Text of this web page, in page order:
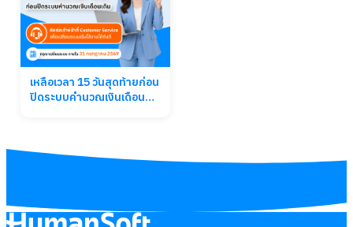
เหลือเวลา 15 วันสุดท้ายก่อน
ปิดระบบคำนวณเงินเดือน